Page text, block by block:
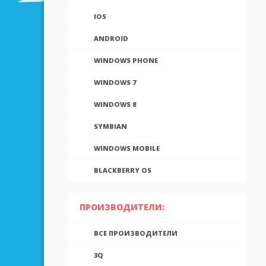
IOS
ANDROID
WINDOWS PHONE
WINDOWS 7
WINDOWS 8
SYMBIAN
WINDOWS MOBILE
BLACKBERRY OS
ПРОИЗВОДИТЕЛИ:
ВСЕ ПРОИЗВОДИТЕЛИ
3Q